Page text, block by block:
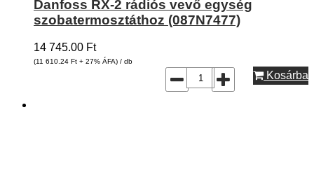
Danfoss RX-2 rádiós vevő egység
szobatermosztáthoz (087N7477)
14 745.00 Ft
(11 610.24 Ft + 27% ÁFA) / db
Kosárba